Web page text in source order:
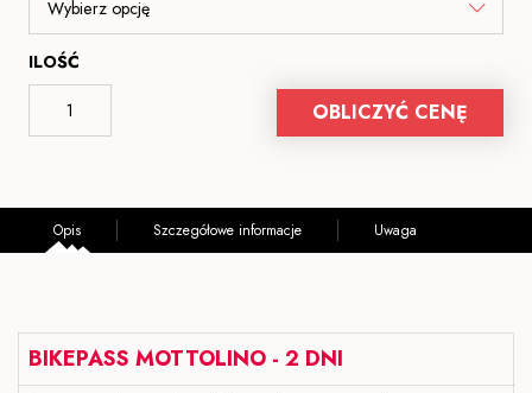
ILOŚĆ
OBLICZYĆ CENĘ
Opis Szczegółowe informacje Uwaga
BIKEPASS MOTTOLINO - 2 DNI